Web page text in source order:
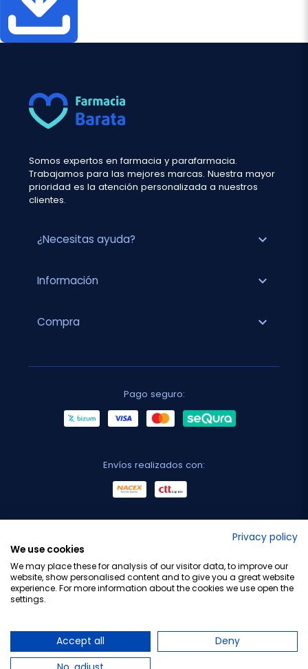
Somos expertos en farmacia y parafarmacia.
Trabajamos para las mejores marcas. Nuestra mayor
prioridad es la atención personalizada a nuestros
clientes.
¿Necesitas ayuda? expand_more
Información expand_more
Compra expand_more
Pago seguro:
Envíos realizados con:
Privacy policy
We use cookies
We may place these for analysis of our visitor data, to improve our
website, show personalised content and to give you a great website
experience. For more information about the cookies we use open the
settings.
Accept all
Deny